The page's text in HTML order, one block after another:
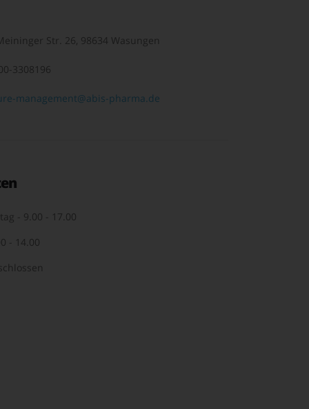
Str. 26, 98634 Wasungen
3308196
management@abis-pharma.de
- 9.00 - 17.00
- 14.00